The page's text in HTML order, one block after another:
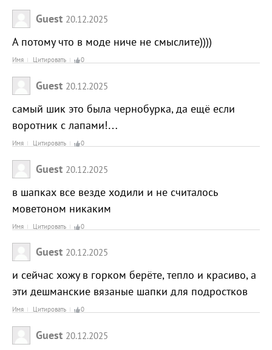
Guest 20.12.2025
А потому что в моде ниче не смыслите))))
Имя Цитировать 0
Guest 20.12.2025
самый шик это была чернобурка, да ещё если
воротник с лапами!…
Имя Цитировать 0
Guest 20.12.2025
в шапках все везде ходили и не считалось
моветоном никаким
Имя Цитировать 0
Guest 20.12.2025
и сейчас хожу в горком берёте, тепло и красиво, а
эти дешманские вязаные шапки для подростков
Имя Цитировать 0
Guest 20.12.2025